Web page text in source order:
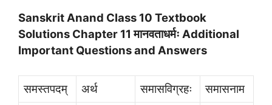
Sanskrit Anand Class 10 Textbook
Solutions Chapter 11 मानवताधर्मः Additional
Important Questions and Answers
समस्तपदम् अर्थ समासविग्रहः समासनाम